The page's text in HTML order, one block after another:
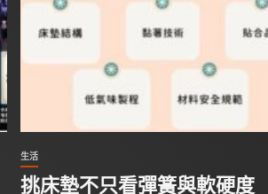
生活
挑床墊不只看彈簧與軟硬度